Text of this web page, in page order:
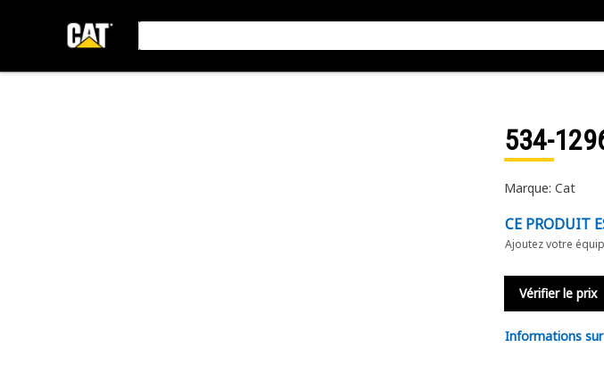
534-
Marque: Cat
CE PRODUIT
Ajoutez votre
Vérifier le prix
Informations